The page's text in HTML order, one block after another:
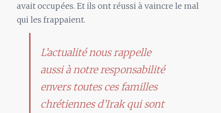
avait occupées. Et ils ont réussi à vaincre le mal
qui les frappaient.
L’actualité nous rappelle
aussi à notre responsabilité
envers toutes ces familles
chrétiennes d’Irak qui sont